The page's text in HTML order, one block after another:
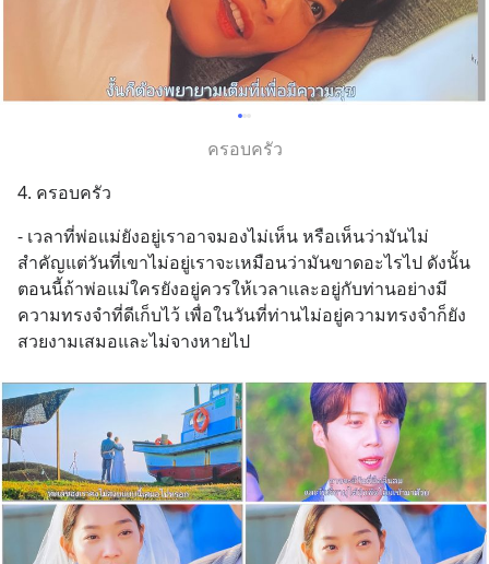
ครอบครัว
4. ครอบครัว
- เวลาที่พ่อแม่ยังอยู่เราอาจมองไม่เห็น หรือเห็นว่ามันไม่
สำคัญแต่วันที่เขาไม่อยู่เราจะเหมือนว่ามันขาดอะไรไป ดังนั้น
ตอนนี้ถ้าพ่อแม่ใครยังอยู่ควรให้เวลาและอยู่กับท่านอย่างมี
ความทรงจำที่ดีเก็บไว้ เพื่อในวันที่ท่านไม่อยู่ความทรงจำก็ยัง
สวยงามเสมอและไม่จางหายไป